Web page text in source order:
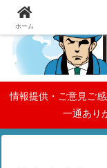
情報提供・ご意見ご
一通あり
ホーム